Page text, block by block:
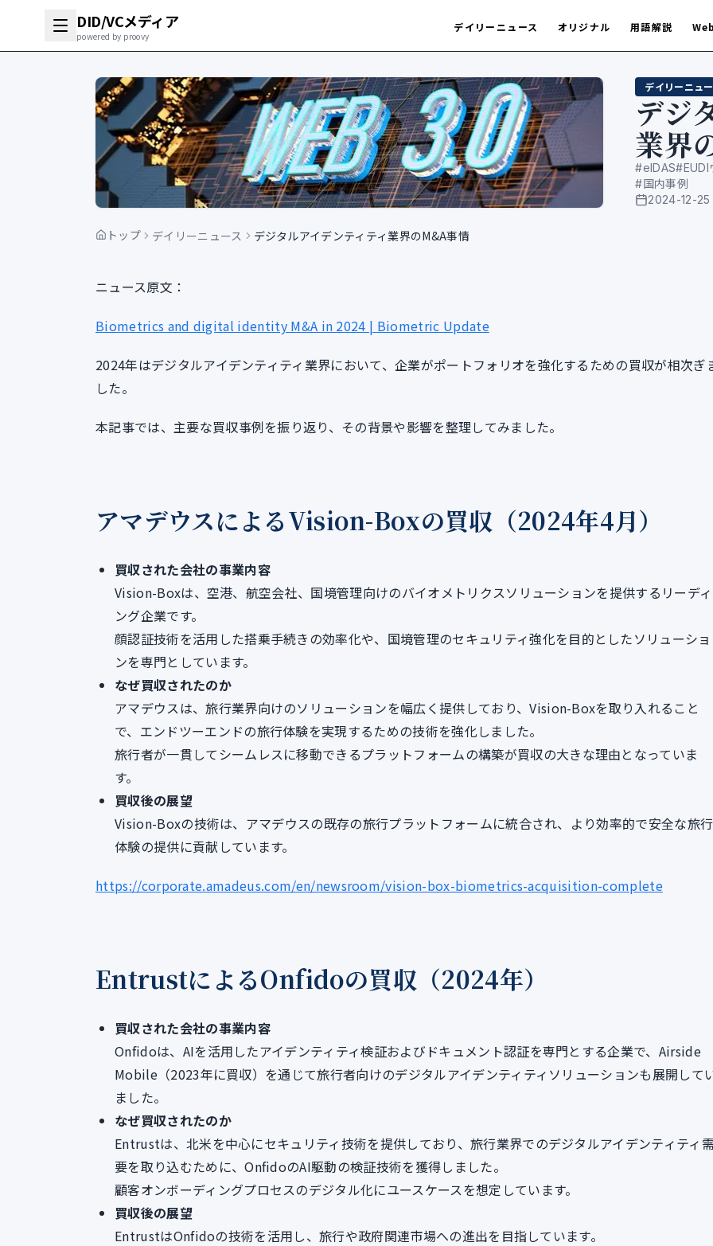
DID/VCメディア
powered by proovy
デイリーニュース オリジナル 用語解説
デイリーニュ
デジ
業界
#eIDAS#EUDI
#国内事例
公開日
2024-12-25
トップ デイリーニュース デジタルアイデンティティ業界のM&A事情
ニュース原文：
Biometrics and digital identity M&A in 2024 | Biometric Update
2024年はデジタルアイデンティティ業界において、企業がポートフォリオを強化するための買収が相次ぎ
した。
本記事では、主要な買収事例を振り返り、その背景や影響を整理してみました。
アマデウスによるVision-Boxの買収（2024年4月）
買収された会社の事業内容
Vision-Boxは、空港、航空会社、国境管理向けのバイオメトリクスソリューションを提供するリーディ
ング企業です。
顔認証技術を活用した搭乗手続きの効率化や、国境管理のセキュリティ強化を目的としたソリューショ
ンを専門としています。
なぜ買収されたのか
アマデウスは、旅行業界向けのソリューションを幅広く提供しており、Vision-Boxを取り入れること
で、エンドツーエンドの旅行体験を実現するための技術を強化しました。
旅行者が一貫してシームレスに移動できるプラットフォームの構築が買収の大きな理由となっていま
す。
買収後の展望
Vision-Boxの技術は、アマデウスの既存の旅行プラットフォームに統合され、より効率的で安全な旅行
体験の提供に貢献しています。
https://corporate.amadeus.com/en/newsroom/vision-box-biometrics-acquisition-complete
EntrustによるOnfidoの買収（2024年）
買収された会社の事業内容
Onfidoは、AIを活用したアイデンティティ検証およびドキュメント認証を専門とする企業で、Airside
Mobile（2023年に買収）を通じて旅行者向けのデジタルアイデンティティソリューションも展開して
ました。
なぜ買収されたのか
Entrustは、北米を中心にセキュリティ技術を提供しており、旅行業界でのデジタルアイデンティティ
要を取り込むために、OnfidoのAI駆動の検証技術を獲得しました。
顧客オンボーディングプロセスのデジタル化にユースケースを想定しています。
買収後の展望
EntrustはOnfidoの技術を活用し、旅行や政府関連市場への進出を目指しています。